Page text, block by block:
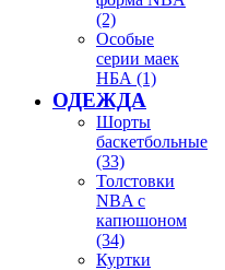
(2)
Особые
серии маек
НБА (1)
ОДЕЖДА
Шорты
баскетбольные
(33)
Толстовки
NBA с
капюшоном
(34)
Куртки